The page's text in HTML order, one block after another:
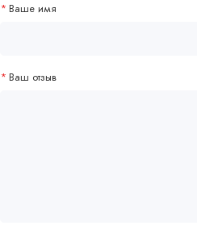
Ваше имя
Ваш отзыв